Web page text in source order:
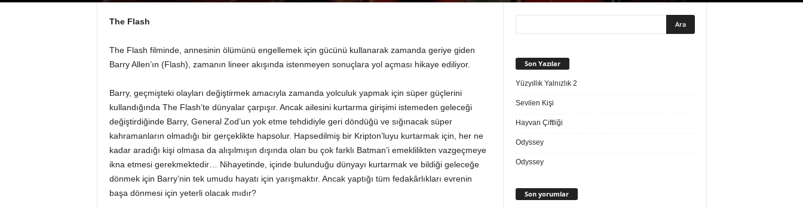
The Flash
The Flash filminde, annesinin ölümünü engellemek için gücünü kullanarak zamanda geriye giden
Barry Allen’ın (Flash), zamanın lineer akışında istenmeyen sonuçlara yol açması hikaye ediliyor.
Barry, geçmişteki olayları değiştirmek amacıyla zamanda yolculuk yapmak için süper güçlerini
kullandığında The Flash’te dünyalar çarpışır. Ancak ailesini kurtarma girişimi istemeden geleceği
değiştirdiğinde Barry, General Zod’un yok etme tehdidiyle geri döndüğü ve sığınacak süper
kahramanların olmadığı bir gerçeklikte hapsolur. Hapsedilmiş bir Kripton’luyu kurtarmak için, her ne
kadar aradığı kişi olmasa da alışılmışın dışında olan bu çok farklı Batman’i emeklilikten vazgeçmeye
ikna etmesi gerekmektedir… Nihayetinde, içinde bulunduğu dünyayı kurtarmak ve bildiği geleceğe
dönmek için Barry’nin tek umudu hayatı için yarışmaktır. Ancak yaptığı tüm fedakârlıkları evrenin
başa dönmesi için yeterli olacak mıdır?
Son Yazılar
Yüzyıllık Yalnızlık 2
Sevilen Kişi
Hayvan Çiftliği
Odyssey
Odyssey
Son yorumlar